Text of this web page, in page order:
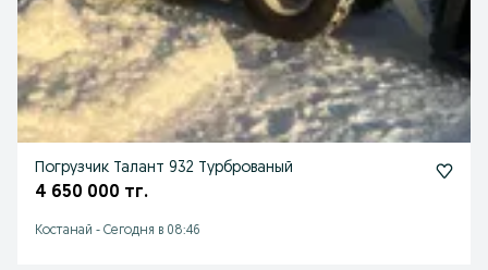
Погрузчик Талант 932 Турброваный
4 650 000 тг.
Костанай - Сегодня в 08:46